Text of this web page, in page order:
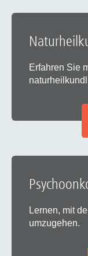
Erfahren Sie
Lernen, mit
umzugehen.